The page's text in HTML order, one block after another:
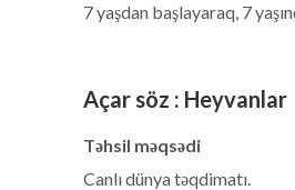
7 yaşdan başlayaraq, 7
Açar söz : Heyvanlar
Təhsil məqsədi
Canlı dünya təqdimatı.